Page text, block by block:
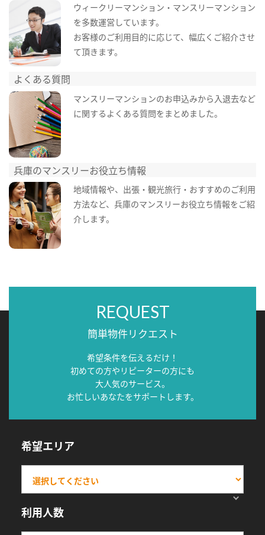
ウィークリーマンション・マンスリーマンション
を多数運営しています。
お客様のご利用目的に応じて、幅広くご紹介させ
て頂きます。
よくある質問
マンスリーマンションのお申込みから入退去など
に関するよくある質問をまとめました。
兵庫のマンスリーお役立ち情報
地域情報や、出張・観光旅行・おすすめのご利用
方法など、兵庫のマンスリーお役立ち情報をご紹
介します。
REQUEST
簡単物件リクエスト
希望条件を伝えるだけ！
初めての方やリピーターの方にも
大人気のサービス。
お忙しいあなたをサポートします。
希望エリア
利用人数